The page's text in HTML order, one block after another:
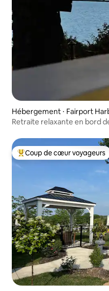
Hébergement ⋅ Fairport
Retraite relaxante en bord
Coups de cœur voyageurs
Coup de cœur voyageurs